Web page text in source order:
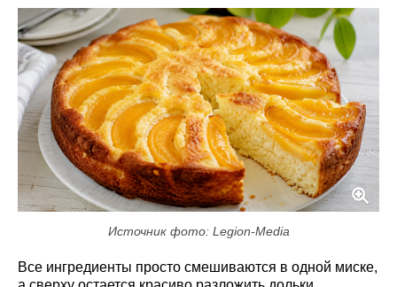
Источник фото: Legion-Media
Все ингредиенты просто смешиваются в одной миске,